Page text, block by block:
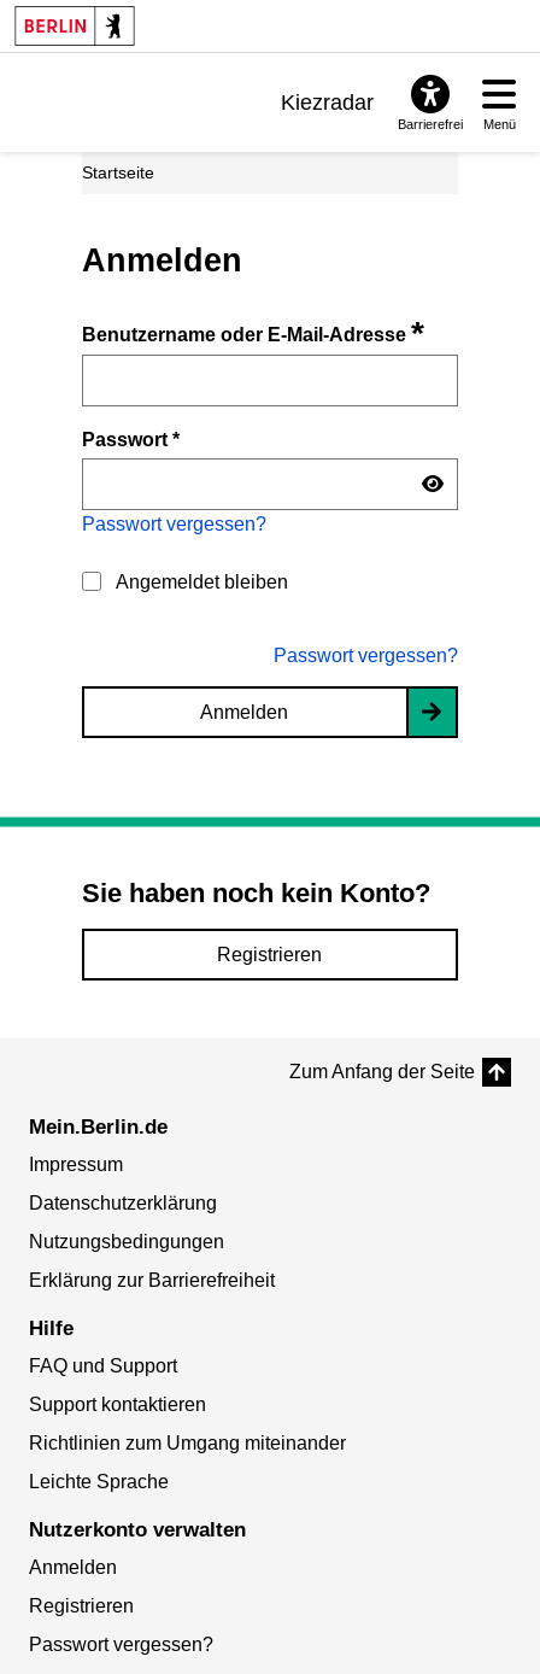
Kiezradar
Barrierefrei Menü
Startseite
Anmelden
Benutzername oder E-Mail-Adresse*
Passwort*
Passwort vergessen?
Angemeldet bleiben
Passwort vergessen?
Anmelden
Sie haben noch kein Konto?
Registrieren
Zum Anfang der Seite
Mein.Berlin.de
Impressum
Datenschutzerklärung
Nutzungsbedingungen
Erklärung zur Barrierefreiheit
Hilfe
FAQ und Support
Support kontaktieren
Richtlinien zum Umgang miteinander
Leichte Sprache
Nutzerkonto verwalten
Anmelden
Registrieren
Passwort vergessen?